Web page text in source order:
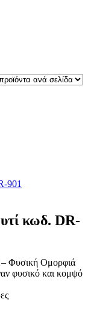
κωδ. DR-
– Φυσική Ομορφιά
φυσικό και κομψό